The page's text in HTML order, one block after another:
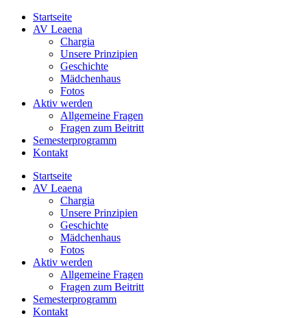
Zum
Inhalt
Instagram
FacebookStartseite
AV Leaena
Chargia
Unsere Prinzipien
Geschichte
Mädchenhaus
Fotos
Aktiv werden
Allgemeine Fragen
Fragen zum Beitritt
Semesterprogramm
Kontakt
Startseite
AV Leaena
Chargia
Unsere Prinzipien
Geschichte
Mädchenhaus
Fotos
Aktiv werden
Allgemeine Fragen
Fragen zum Beitritt
Semesterprogramm
Kontakt